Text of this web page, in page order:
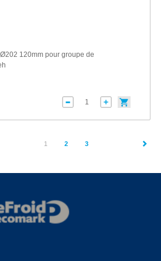
120mm pour groupe de
1 (current)
2 3